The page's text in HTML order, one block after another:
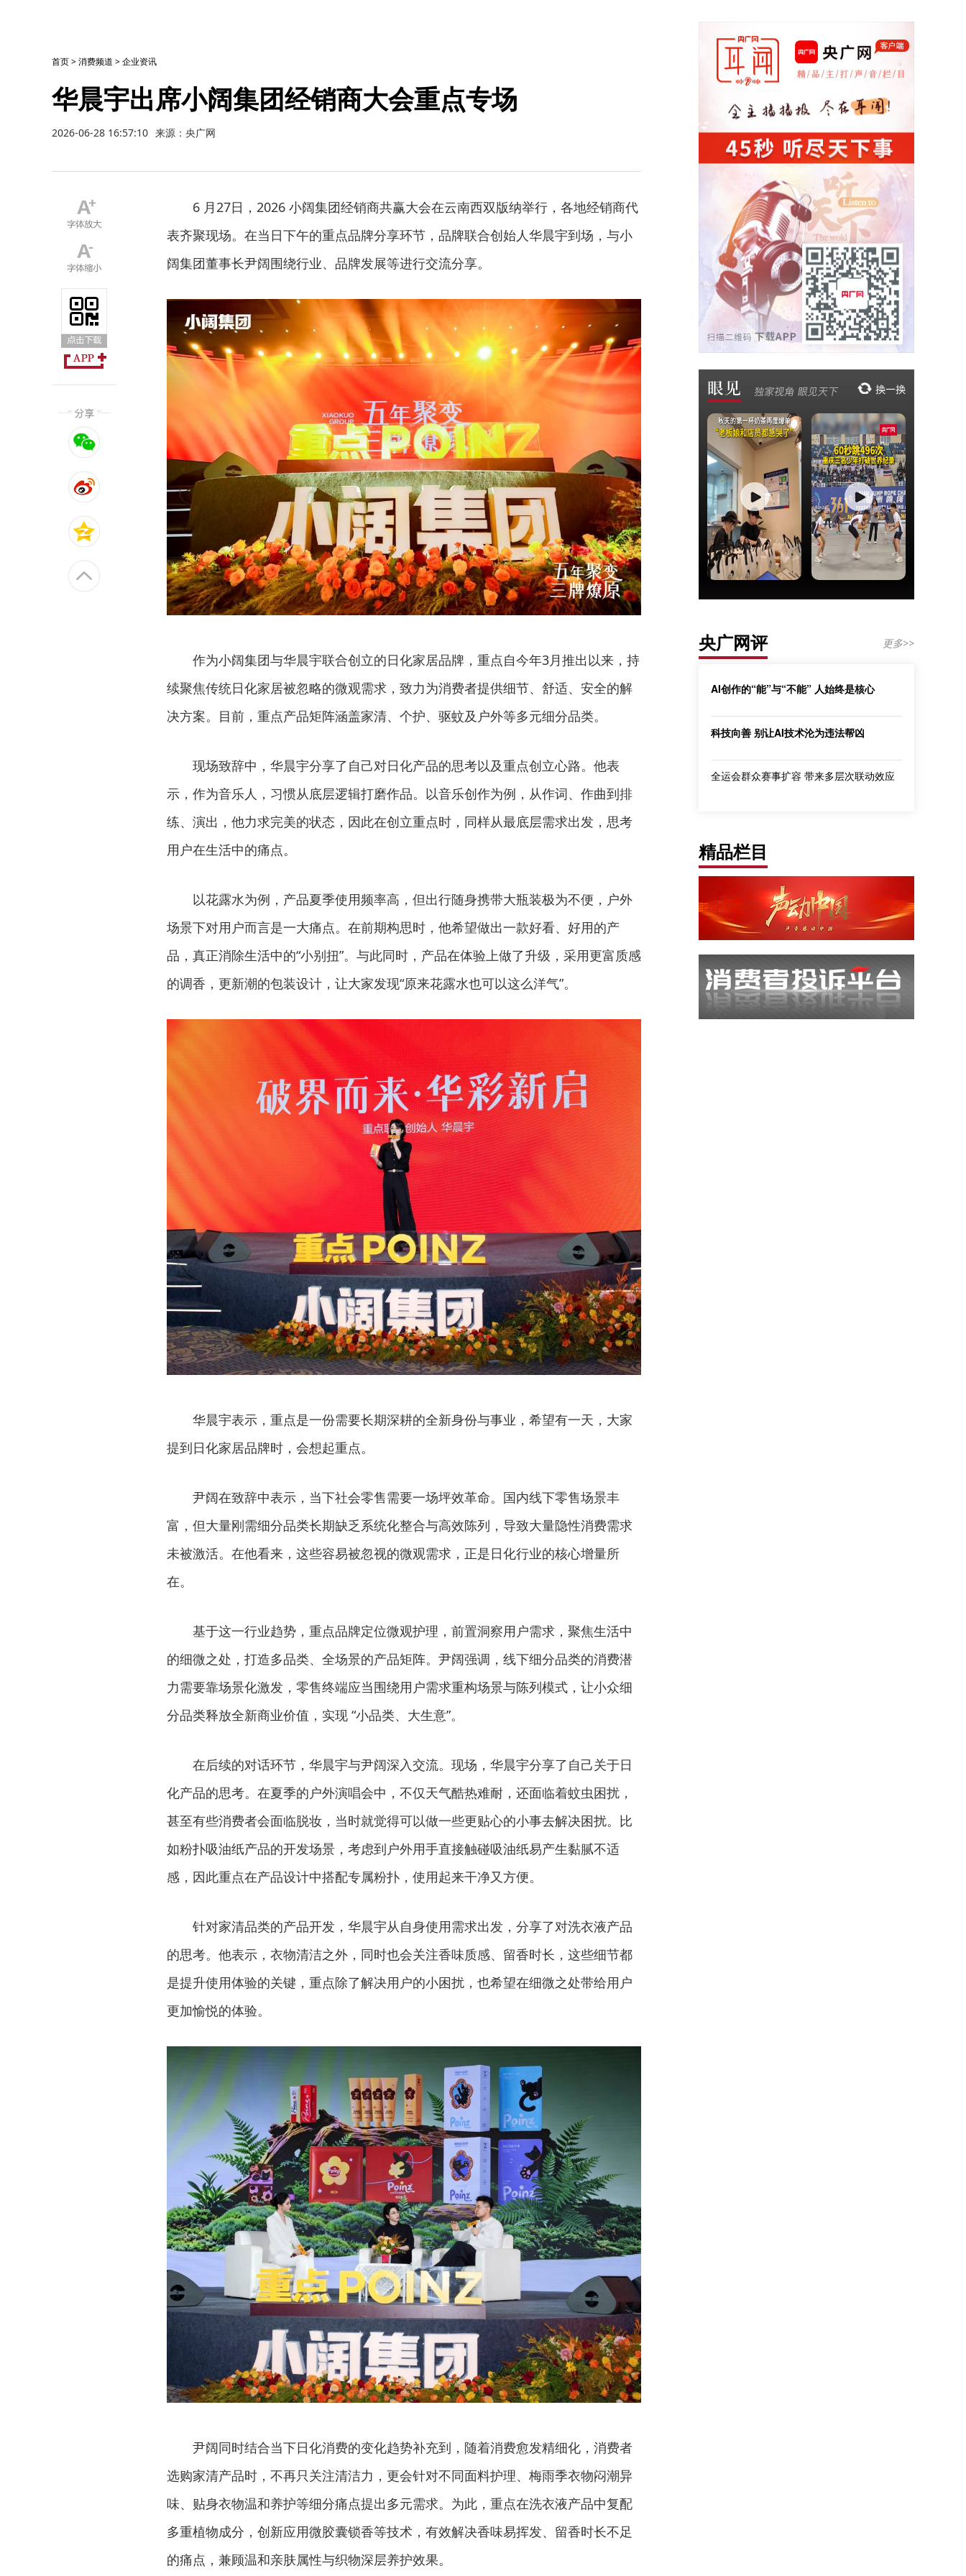
首页>消费频道 >企业资讯
华晨宇出席小阔集团经销商大会重点专场
2026-06-28 16:57:10 来源：央广网
6 月27日，2026 小阔集团经销商共赢大会在云南西双版纳举行，各地经销商代
表齐聚现场。在当日下午的重点品牌分享环节，品牌联合创始人华晨宇到场，与小
阔集团董事长尹阔围绕行业、品牌发展等进行交流分享。
作为小阔集团与华晨宇联合创立的日化家居品牌，重点自今年3月推出以来，持
续聚焦传统日化家居被忽略的微观需求，致力为消费者提供细节、舒适、安全的解
决方案。目前，重点产品矩阵涵盖家清、个护、驱蚊及户外等多元细分品类。
现场致辞中，华晨宇分享了自己对日化产品的思考以及重点创立心路。他表
示，作为音乐人，习惯从底层逻辑打磨作品。以音乐创作为例，从作词、作曲到排
练、演出，他力求完美的状态，因此在创立重点时，同样从最底层需求出发，思考
用户在生活中的痛点。
以花露水为例，产品夏季使用频率高，但出行随身携带大瓶装极为不便，户外
场景下对用户而言是一大痛点。在前期构思时，他希望做出一款好看、好用的产
品，真正消除生活中的“小别扭”。与此同时，产品在体验上做了升级，采用更富质感
的调香，更新潮的包装设计，让大家发现“原来花露水也可以这么洋气”。
华晨宇表示，重点是一份需要长期深耕的全新身份与事业，希望有一天，大家
提到日化家居品牌时，会想起重点。
尹阔在致辞中表示，当下社会零售需要一场坪效革命。国内线下零售场景丰
富，但大量刚需细分品类长期缺乏系统化整合与高效陈列，导致大量隐性消费需求
未被激活。在他看来，这些容易被忽视的微观需求，正是日化行业的核心增量所
在。
基于这一行业趋势，重点品牌定位微观护理，前置洞察用户需求，聚焦生活中
的细微之处，打造多品类、全场景的产品矩阵。尹阔强调，线下细分品类的消费潜
力需要靠场景化激发，零售终端应当围绕用户需求重构场景与陈列模式，让小众细
分品类释放全新商业价值，实现 “小品类、大生意”。
在后续的对话环节，华晨宇与尹阔深入交流。现场，华晨宇分享了自己关于日
化产品的思考。在夏季的户外演唱会中，不仅天气酷热难耐，还面临着蚊虫困扰，
甚至有些消费者会面临脱妆，当时就觉得可以做一些更贴心的小事去解决困扰。比
如粉扑吸油纸产品的开发场景，考虑到户外用手直接触碰吸油纸易产生黏腻不适
感，因此重点在产品设计中搭配专属粉扑，使用起来干净又方便。
针对家清品类的产品开发，华晨宇从自身使用需求出发，分享了对洗衣液产品
的思考。他表示，衣物清洁之外，同时也会关注香味质感、留香时长，这些细节都
是提升使用体验的关键，重点除了解决用户的小困扰，也希望在细微之处带给用户
更加愉悦的体验。
尹阔同时结合当下日化消费的变化趋势补充到，随着消费愈发精细化，消费者
选购家清产品时，不再只关注清洁力，更会针对不同面料护理、梅雨季衣物闷潮异
味、贴身衣物温和养护等细分痛点提出多元需求。为此，重点在洗衣液产品中复配
多重植物成分，创新应用微胶囊锁香等技术，有效解决香味易挥发、留香时长不足
的痛点，兼顾温和亲肤属性与织物深层养护效果。
央广网评 更多>>
AI创作的“能”与“不能” 人始终是核心
科技向善 别让AI技术沦为违法帮凶
全运会群众赛事扩容 带来多层次联动效应
精品栏目